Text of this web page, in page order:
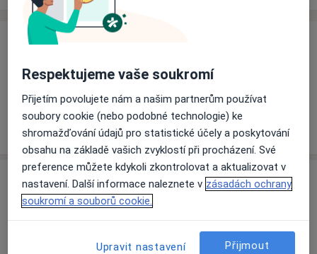
Ceník
Informace o službách a cenách nejsou k dispozici
svých službách.
Adresa
Respektujeme vaše soukromí
Přijetím povolujete nám a našim partnerům používat
soubory cookie (nebo podobné technologie) ke
shromažďování údajů pro statistické účely a poskytování
obsahu na základě vašich zvyklostí při procházení. Své
preference můžete kdykoli zkontrolovat a aktualizovat v
nastavení. Další informace naleznete v zásadách ochrany
soukromí a souborů cookie.
Upravit nastavení Přijmout